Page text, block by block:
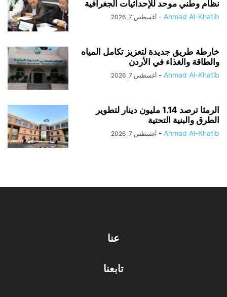
نظام وطني موحد للإحداثيات الجغرافية
Ahmad Al-Khatib
- أغسطس 7, 2026
خارطة طريق جديدة لتعزيز تكامل المياه
والطاقة والغذاء في الأردن
Ahmad Al-Khatib
- أغسطس 7, 2026
الرمثا ترصد 1.14 مليون دينار لتطوير
الطرق والبنية التحتية
Ahmad Al-Khatib
- أغسطس 7, 2026
عنا
تابعنا